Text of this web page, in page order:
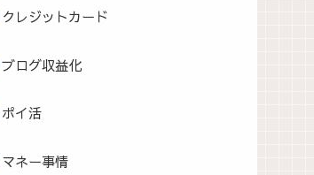
クレジットカード
ブログ収益化
ポイ活
マネー事情